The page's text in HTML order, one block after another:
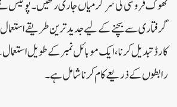
تھوک فروشی کی سرگرمیاں جاری رکھیں۔پولیس نے
گرفتاری سے بچنے کے لیے جدید ترین طریقے
کارڈ تبدیل کرنا، ایک موبائل نمبر کے طویل
رابطوں کے ذریعے کام کرنا شامل ہے۔